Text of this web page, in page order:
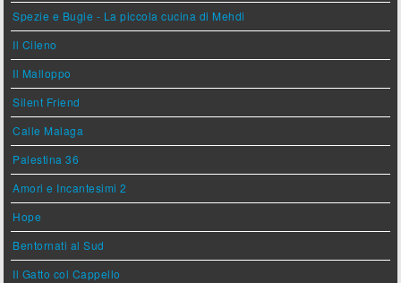
Spezie e Bugie - La piccola cucina di Mehdi
Il Cileno
Il Malloppo
Silent Friend
Calle Malaga
Palestina 36
Amori e Incantesimi 2
Hope
Bentornati al Sud
Il Gatto col Cappello